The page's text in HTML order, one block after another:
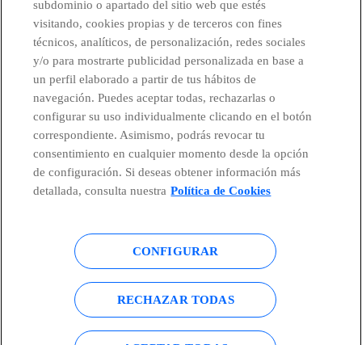
Telefónica en redes sociales
Canal de Denuncias
Centro Global Transparencia
Política de cookies Aviso legal
Accesibilidad Política de privacidad
Mapa del sitio
subdominio o apartado del sitio web que estés
visitando, cookies propias y de terceros con fines
técnicos, analíticos, de personalización, redes sociales
y/o para mostrarte publicidad personalizada en base a
un perfil elaborado a partir de tus hábitos de
navegación. Puedes aceptar todas, rechazarlas o
configurar su uso individualmente clicando en el botón
correspondiente. Asimismo, podrás revocar tu
consentimiento en cualquier momento desde la opción
de configuración. Si deseas obtener información más
detallada, consulta nuestra Política de Cookies
CONFIGURAR
RECHAZAR TODAS